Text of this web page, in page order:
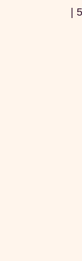
|